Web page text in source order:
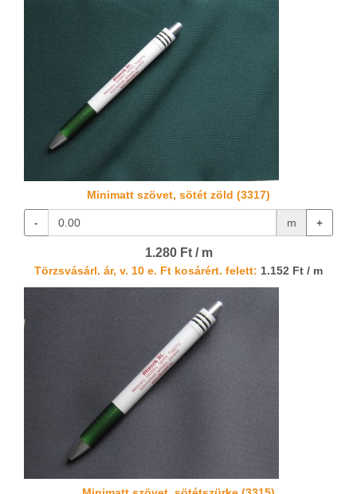
Minimatt szövet, sötét zöld (3317)
- m +
1.280 Ft / m
Törzsvásárl. ár, v. 10 e. Ft kosárért. felett: 1.152 Ft / m